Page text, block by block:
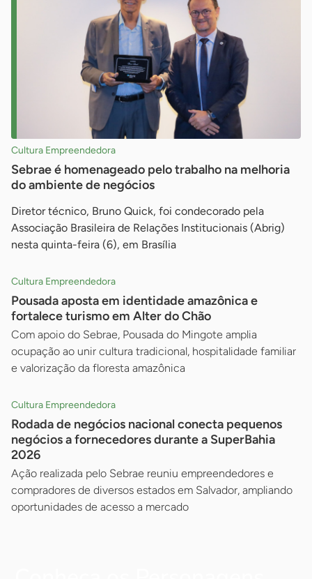
Cultura Empreendedora
Sebrae é homenageado pelo trabalho na melhoria
do ambiente de negócios
Diretor técnico, Bruno Quick, foi condecorado pela
Associação Brasileira de Relações Institucionais (Abrig)
nesta quinta-feira (6), em Brasília
Cultura Empreendedora
Pousada aposta em identidade amazônica e
fortalece turismo em Alter do Chão
Com apoio do Sebrae, Pousada do Mingote amplia
ocupação ao unir cultura tradicional, hospitalidade familiar
e valorização da floresta amazônica
Cultura Empreendedora
Rodada de negócios nacional conecta pequenos
negócios a fornecedores durante a SuperBahia
2026
Ação realizada pelo Sebrae reuniu empreendedores e
compradores de diversos estados em Salvador, ampliando
oportunidades de acesso a mercado